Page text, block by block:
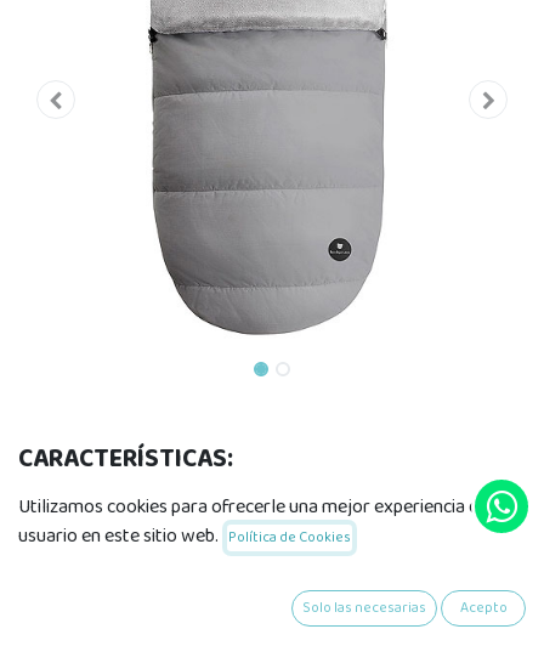
CARACTERÍSTICAS:
Int. Velour microfibra antialérgico. Ext.+Relleno: 100%
nailon.
Impermeable, tacto pluma.
Doble cremallera lateral con apertura total.
Utilizamos cookies para ofrecerle una mejor experiencia de
usuario en este sitio web. Política de Cookies
Solo las necesarias Acepto